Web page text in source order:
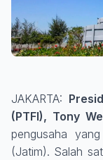
JAKARTA:
(PTFI), Tony
pengusaha
(Jatim). Salah